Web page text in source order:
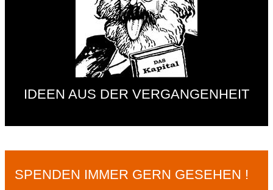
IDEEN AUS DER VERGANGENHEIT
SPENDEN IMMER GERN GESEHEN !